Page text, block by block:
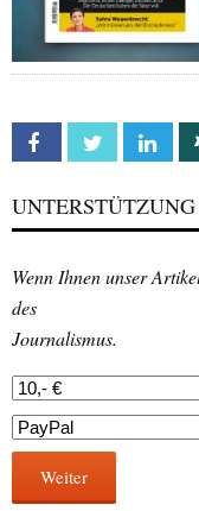
Facebook Twitter
UNTERSTÜTZUNG
Wenn Ihnen unser
des
Journalismus.
Weiter